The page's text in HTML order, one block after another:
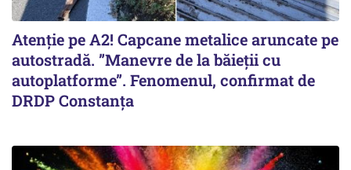
Atenție pe A2! Capcane metalice aruncate pe
autostradă. ”Manevre de la băieții cu
autoplatforme”. Fenomenul, confirmat de
DRDP Constanța